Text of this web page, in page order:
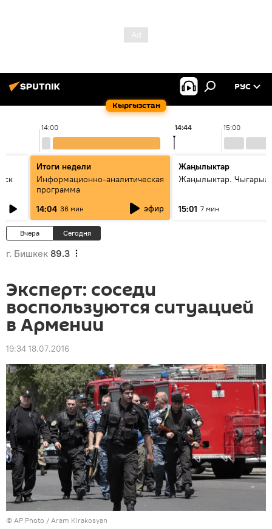
Кыргызстан
РУС
14:00 15:00
14:44
Итоги недели
Информационно-аналитическая
программа
14:04 36 мин эфир
Жаңылыктар
Жаңылыктар.
15:01 7 мин
Вчера Сегодня
г. Бишкек 89.3
Эксперт: соседи
воспользуются ситуацией
в Армении
19:34 18.07.2016
© AP Photo / Aram Kirakosyan